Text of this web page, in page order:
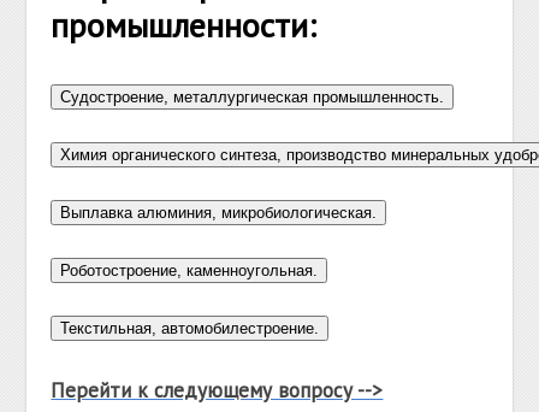
промышленности:
Перейти к следующему вопросу -->